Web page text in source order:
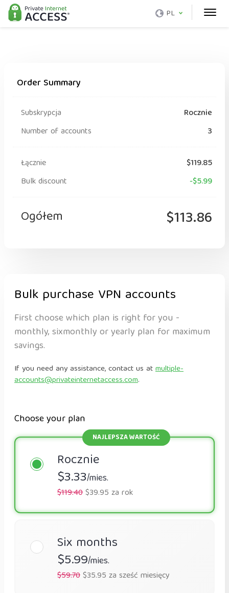
PL
Order Summary
Subskrypcja
Rocznie
Number of accounts
3
Łącznie
$119.85
Bulk discount
-$5.99
Ogółem $113.86
Bulk purchase VPN accounts
First choose which plan is right for you -
monthly, sixmonthly or yearly plan for maximum
savings.
If you need any assistance, contact us atmultiple-
accounts@privateinternetaccess.com.
Choose your plan
Rocznie
$3.33/mies.
$119.40$39.95 za rok
Six months
$5.99/mies.
$59.70$35.95 za sześć miesięcy